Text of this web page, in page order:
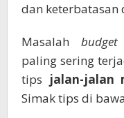
dan keterbatasan
Masalah budget
paling sering
tips jalan-jalan
Simak tips di